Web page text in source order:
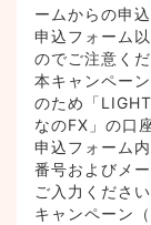
ームからの申
申込フォーム
のでご注意くだ
本キャンペー
のため「
なのFX」の口
申込フォーム
番号およびメ
ご入力ください
キャンペーン